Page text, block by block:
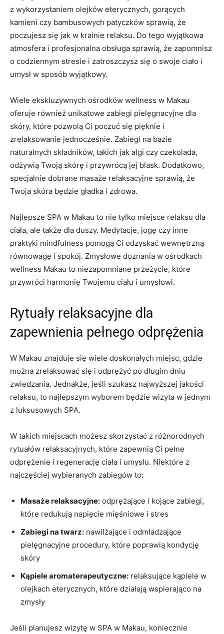
z wykorzystaniem olejków eterycznych,⁤ gorących
kamieni ⁣czy bambusowych patyczków sprawią, że
poczujesz się jak w krainie relaksu. Do tego wyjątkowa
atmosfera i profesjonalna obsługa sprawią, że zapomnisz
o ​codziennym stresie i zatroszczysz ‍się o swoje ciało i⁣
umysł w ⁤sposób ​wyjątkowy.
Wiele ekskluzywnych ośrodków wellness w Makau
oferuje również unikatowe zabiegi pielęgnacyjne dla
skóry, które pozwolą Ci poczuć się pięknie i
zrelaksowanie jednocześnie. Zabiegi na bazie ​
naturalnych⁢ składników, ‌takich jak algi czy czekolada,
odżywią Twoją skórę i ‍przywrócą jej blask. Dodatkowo,
specjalnie dobrane‍ masaże relaksacyjne ⁣sprawią, że
Twoja skóra ⁤będzie gładka i ‍zdrowa.
Najlepsze ‌SPA w ⁤Makau to nie​ tylko miejsce relaksu dla
ciała, ale‍ także ⁤dla duszy. Medytacje, jogę czy inne
praktyki mindfulness pomogą ⁤Ci⁣ odzyskać‌ wewnętrzną
równowagę i spokój. Zmysłowe doznania‍ w ośrodkach
wellness⁤ Makau to niezapomniane przeżycie, które
przywróci harmonię Twojemu ciału i umysłowi.
Rytuały relaksacyjne dla
zapewnienia pełnego‌ odprężenia
W Makau znajduje się ‍wiele doskonałych miejsc, ⁣gdzie
można zrelaksować się i odprężyć po długim dniu
zwiedzania. Jednakże, jeśli⁢ szukasz ​najwyższej jakości
relaksu, to⁣ najlepszym wyborem będzie ​wizyta ‌w jednym
z luksusowych SPA.
W‍ takich miejscach możesz ‌skorzystać z ​różnorodnych
rytuałów relaksacyjnych, które zapewnią Ci​ pełne
odprężenie i ⁣regenerację ciała i umysłu. ​Niektóre z
najczęściej wybieranych zabiegów to:
Masaże relaksacyjne: odprężające i kojące zabiegi,
które redukują⁣ napięcie mięśniowe i stres
Zabiegi na twarz: nawilżające i odmładzające
pielęgnacyjne procedury,‍ które⁢ poprawią kondycję
skóry
Kąpiele aromaterapeutyczne: relaksujące kąpiele ‍w
olejkach eterycznych, które działają wspierająco na
zmysły
Jeśli planujesz wizytę w ⁣SPA‍ w Makau, koniecznie